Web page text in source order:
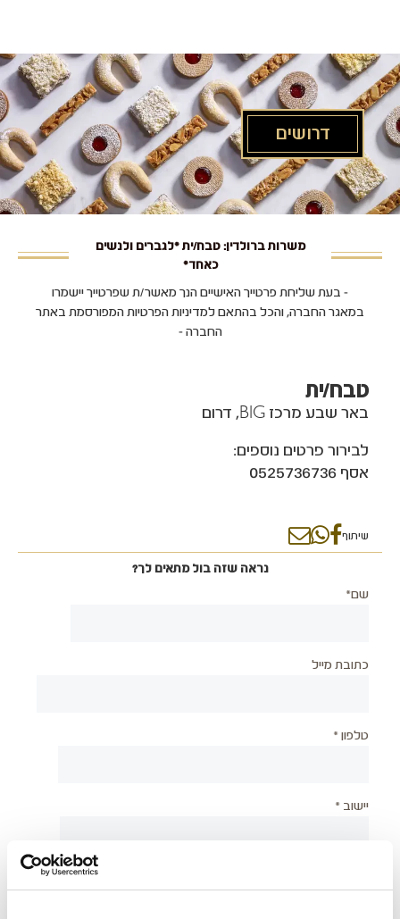
דרושים
משרות ברולדין: טבח/ית *לגברים ולנשים
כאחד*
- בעת שליחת פרטייך האישיים הנך מאשר/ת שפרטייך יישמרו
במאגר החברה, והכל בהתאם למדיניות הפרטיות המפורסמת באתר
החברה -
טבח/ית
באר שבע מרכז BIG, דרום
לבירור פרטים נוספים:
אסף 0525736736
שיתוף
נראה שזה בול מתאים לך?
שם*
כתובת מייל
טלפון *
יישוב *